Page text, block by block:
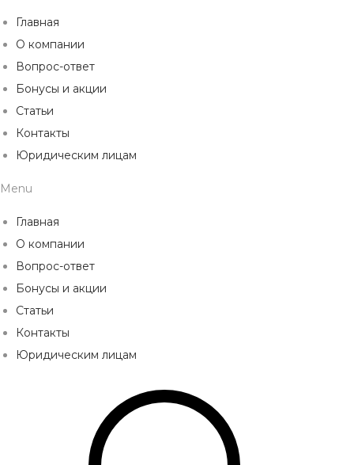
Главная
О компании
Вопрос-ответ
Бонусы и акции
Статьи
Контакты
Юридическим лицам
Menu
Главная
О компании
Вопрос-ответ
Бонусы и акции
Статьи
Контакты
Юридическим лицам